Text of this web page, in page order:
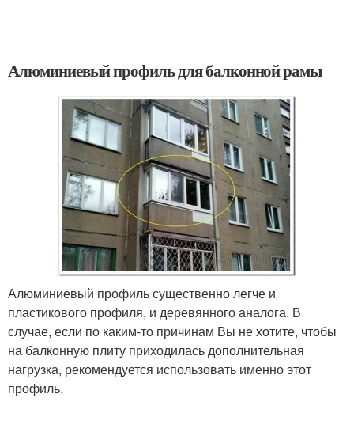
Алюминиевый профиль для балконной рамы
Алюминиевый профиль существенно легче и
пластикового профиля, и деревянного аналога. В
случае, если по каким-то причинам Вы не хотите, чтобы
на балконную плиту приходилась дополнительная
нагрузка, рекомендуется использовать именно этот
профиль.